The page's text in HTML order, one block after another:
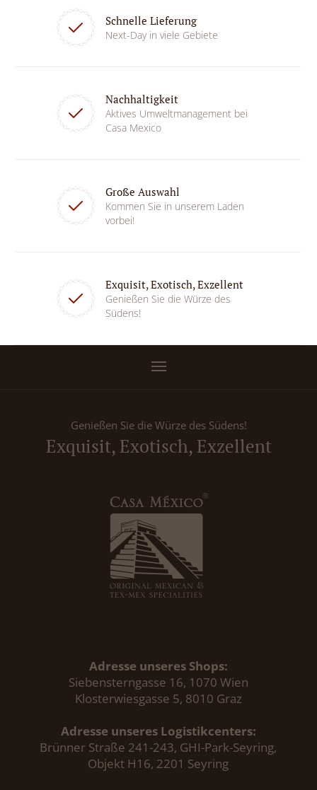
Schnelle Lieferung
Next-Day in viele Gebiete
Nachhaltigkeit
Aktives Umweltmanagement bei
Casa Mexico
Große Auswahl
Kommen Sie in unserem Laden
vorbei!
Exquisit, Exotisch, Exzellent
Genießen Sie die Würze des
Südens!
Genießen Sie die Würze des Südens!
Exquisit, Exotisch, Exzellent
Adresse unseres Shops:
Siebensterngasse 16, 1070 Wien
Klosterwiesgasse 5, 8010 Graz
Adresse unseres Logistikcenters:
Brünner Straße 241-243, GHI-Park-Seyring,
Objekt H16, 2201 Seyring